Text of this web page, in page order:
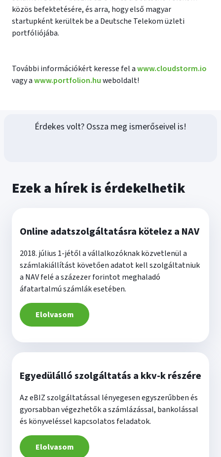
közös befektetésére, és arra, hogy első magyar
startupként kerültek be a Deutsche Telekom üzleti
portfóliójába.
További információkért keresse fel awww.cloudstorm.io
vagy awww.portfolion.huweboldalt!
Érdekes volt? Ossza meg ismerőseivel is!
Ezek a hírek is érdekelhetik
Online adatszolgáltatásra kötelez a NAV
2018. július 1-jétől a vállalkozóknak közvetlenül a
számlakiállítást követően adatot kell szolgáltatniuk
a NAV felé a százezer forintot meghaladó
áfatartalmú számlák esetében.
Elolvasom
Egyedülálló szolgáltatás a kkv-k részére
Az eBIZ szolgáltatással lényegesen egyszerűbben és
gyorsabban végezhetők a számlázással, bankolással
és könyveléssel kapcsolatos feladatok.
Elolvasom